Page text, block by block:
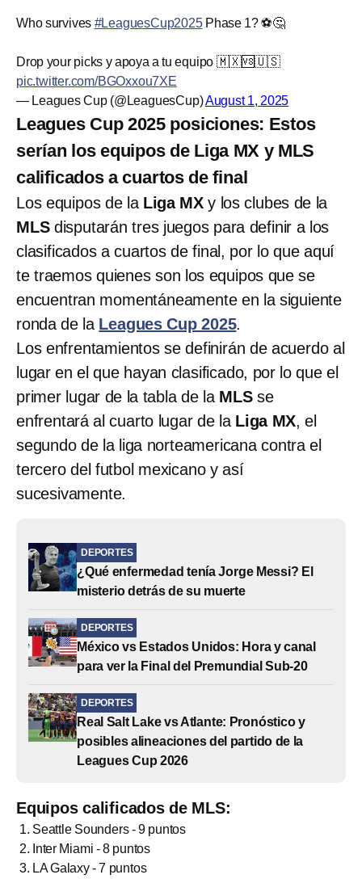
Who survives #LeaguesCup2025Phase 1? ⚽️🤔
Drop your picks y apoya a tu equipo 🇲🇽🆚🇺🇸
pic.twitter.com/BGOxxou7XE
— Leagues Cup (@LeaguesCup)August 1, 2025
Leagues Cup 2025 posiciones: Estos
serían los equipos de Liga MX y MLS
calificados a cuartos de final
Los equipos de la Liga MX y los clubes de la
MLSdisputarán tres juegos para definir a los
clasificados a cuartos de final, por lo que aquí
te traemos quienes son los equipos que se
encuentran momentáneamente en la siguiente
ronda de la Leagues Cup 2025.
Los enfrentamientos se definirán de acuerdo al
lugar en el que hayan clasificado, por lo que el
primer lugar de la tabla de la MLSse
enfrentará al cuarto lugar de la Liga MX, el
segundo de la liga norteamericana contra el
tercero del futbol mexicano y así
sucesivamente.
DEPORTES
¿Qué enfermedad tenía Jorge Messi? El
misterio detrás de su muerte
DEPORTES
México vs Estados Unidos: Hora y canal
para ver la Final del Premundial Sub-20
DEPORTES
Real Salt Lake vs Atlante: Pronóstico y
posibles alineaciones del partido de la
Leagues Cup 2026
Equipos calificados de MLS:
Seattle Sounders - 9 puntos
Inter Miami - 8 puntos
LA Galaxy - 7 puntos